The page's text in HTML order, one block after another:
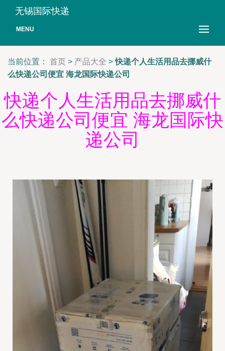
无锡国际快递
MENU
当前位置： 首页 > 产品大全 > 快递个人生活用品去挪威什
么快递公司便宜 海龙国际快递公司
快递个人生活用品去挪威什
么快递公司便宜 海龙国际快
递公司